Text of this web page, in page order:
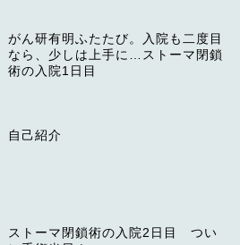
がん研有明ふたたび。入院も二度目
なら、少しは上手に…ストーマ閉鎖
術の入院1日目
自己紹介
ストーマ閉鎖術の入院2日目 つい